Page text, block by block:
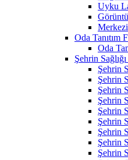
Uyku
Oda Tanıtım
Oda
Şehrin
Şehrin
Şehrin
Şehrin
Şehrin
Şehrin
Şehrin
Şehrin
Şehrin
Şehrin